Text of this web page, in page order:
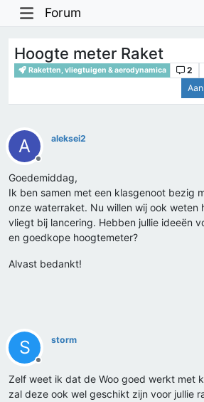
Forum
Hoogte meter Raket
Raketten, vliegtuigen & aerodynamica 2
A
Offline
aleksei2
Goedemiddag,
Ik ben samen met een klasgenoot bezig
onze waterraket. Nu willen wij ook weten
vliegt bij lancering. Hebben jullie ideeën
en goedkope hoogtemeter?
Alvast bedankt!
S
Offline
storm
Zelf weet ik dat de Woo goed werkt met
zal deze ook wel geschikt zijn voor jullie